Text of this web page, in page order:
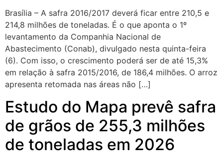
Brasília – A safra 2016/2017 deverá ficar entre 210,5 e
214,8 milhões de toneladas. É o que aponta o 1º
levantamento da Companhia Nacional de
Abastecimento (Conab), divulgado nesta quinta-feira
(6). Com isso, o crescimento poderá ser de até 15,3%
em relação à safra 2015/2016, de 186,4 milhões. O arroz
apresenta retomada nas áreas não […]
Estudo do Mapa prevê safra
de grãos de 255,3 milhões
de toneladas em 2026